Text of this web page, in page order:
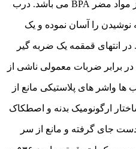
روکش رنگ چرمی بوده و عاری از مواد مضر BPA می باشد. درب
را آسان نموده و یک
انتهای قمقمه یک ضربه گیر
در برابر ضربات معمولی ناشی از
واشر های پلاستیکی مانع از
ارگونومیک بدنه و اصطکاک
جای گرفته و مانع از سر